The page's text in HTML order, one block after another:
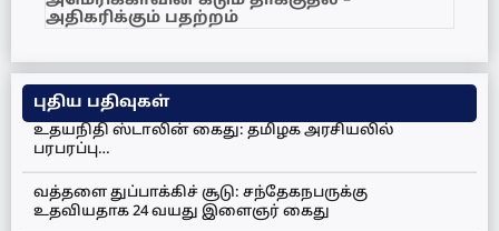
அதிகரிக்கும் பதற்றம்
புதிய பதிவுகள்
உதயநிதி ஸ்டாலின் கைது: தமிழக அரசியலில்
பரபரப்பு…
வத்தளை துப்பாக்கிச் சூடு: சந்தேகநபருக்கு
உதவியதாக 24 வயது இளைஞர் கைது